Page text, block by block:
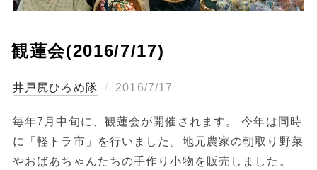
観蓮会(2016/7/17)
ひろめ隊
投
日:
2016/7/17
毎年7月中旬に、観蓮会が開催されます。 今年は同時
に「軽トラ市」を行いました。地元農家の朝取り野菜
やおばあちゃんたちの手作り小物を販売しました。